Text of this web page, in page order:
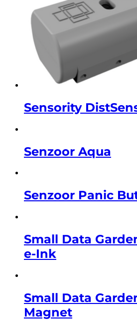
Sensority
Senzoor Aqua
Senzoor Panic
Small Data
e-Ink
Small Data
Magnet